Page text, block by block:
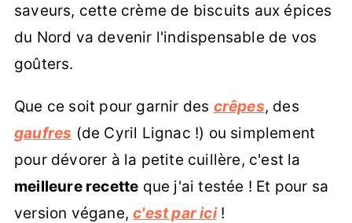
saveurs, cette crème de biscuits aux épices
du Nord va devenir l'indispensable de vos
goûters.
Que ce soit pour garnir des crêpes, des
gaufres (de Cyril Lignac !) ou simplement
pour dévorer à la petite cuillère, c'est la
meilleure recette que j'ai testée ! Et pour sa
version végane,c'est par ici!